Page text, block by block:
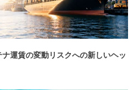
運賃の変動リスクへの新しいヘッ